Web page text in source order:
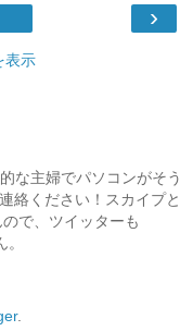
›
表示
な主婦でパソコンがそう
絡ください！スカイプと
で、ツイッターも
.